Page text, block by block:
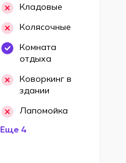
Кладовые
Колясочные
Комната
отдыха
Коворкинг в
здании
Лапомойка
Еще 4